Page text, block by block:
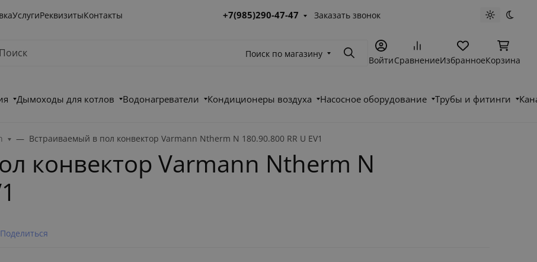
УслугиРеквизитыКонтакты +7(985)290-47-47 Заказать звонок Светлая
Поиск по магазину ПоискВойтиСравнениеИзбранноеКорзина
Дымоходы для котлов Водонагреватели Кондиционеры воздуха Насосное оборудование Трубы и фитинги
Встраиваемый в пол конвектор Varmann Ntherm N 180.90.800 RR U EV1
конвектор Varmann Ntherm N
Поделиться